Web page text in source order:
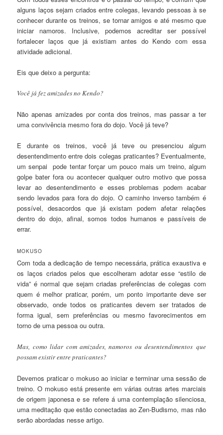
alguns laços sejam criados entre colegas, levando pessoas à se
conhecer durante os treinos, se tornar amigos e até mesmo que
iniciar namoros. Inclusive, podemos acreditar ser possível
fortalecer laços que já existiam antes do Kendo com essa
atividade adicional.
Eis que deixo a pergunta:
Você já fez amizades no Kendo?
Não apenas amizades por conta dos treinos, mas passar a ter
uma convivência mesmo fora do dojo. Você já teve?
E durante os treinos, você já teve ou presenciou algum
desentendimento entre dois colegas praticantes? Eventualmente,
um senpai pode tentar forçar um pouco mais um treino, algum
golpe bater fora ou acontecer qualquer outro motivo que possa
levar ao desentendimento e esses problemas podem acabar
sendo levados para fora do dojo. O caminho inverso também é
possível, desacordos que já existam podem afetar relações
dentro do dojo, afinal, somos todos humanos e passíveis de
errar.
MOKUSO
Com toda a dedicação de tempo necessária, prática exaustiva e
os laços criados pelos que escolheram adotar esse “estilo de
vida” é normal que sejam criadas preferências de colegas com
quem é melhor praticar, porém, um ponto importante deve ser
observado, onde todos os praticantes devem ser tratados de
forma igual, sem preferências ou mesmo favorecimentos em
torno de uma pessoa ou outra.
Mas, como lidar com amizades, namoros ou desentendimentos que
possam existir entre praticantes?
Devemos praticar o mokuso ao iniciar e terminar uma sessão de
treino. O mokuso está presente em várias outras artes marciais
de origem japonesa e se refere á uma contemplação silenciosa,
uma meditação que estão conectadas ao Zen-Budismo, mas não
serão abordadas nesse artigo.